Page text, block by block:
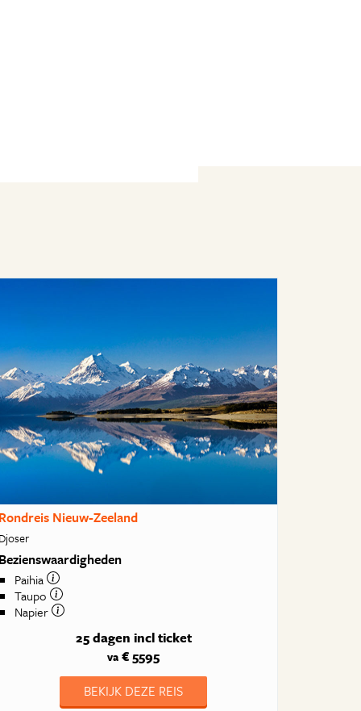
Nieuw-Zeeland
Paihia
Taupo
Napier
25 dagen incl ticket
va € 5595
BEKIJK DEZE REIS